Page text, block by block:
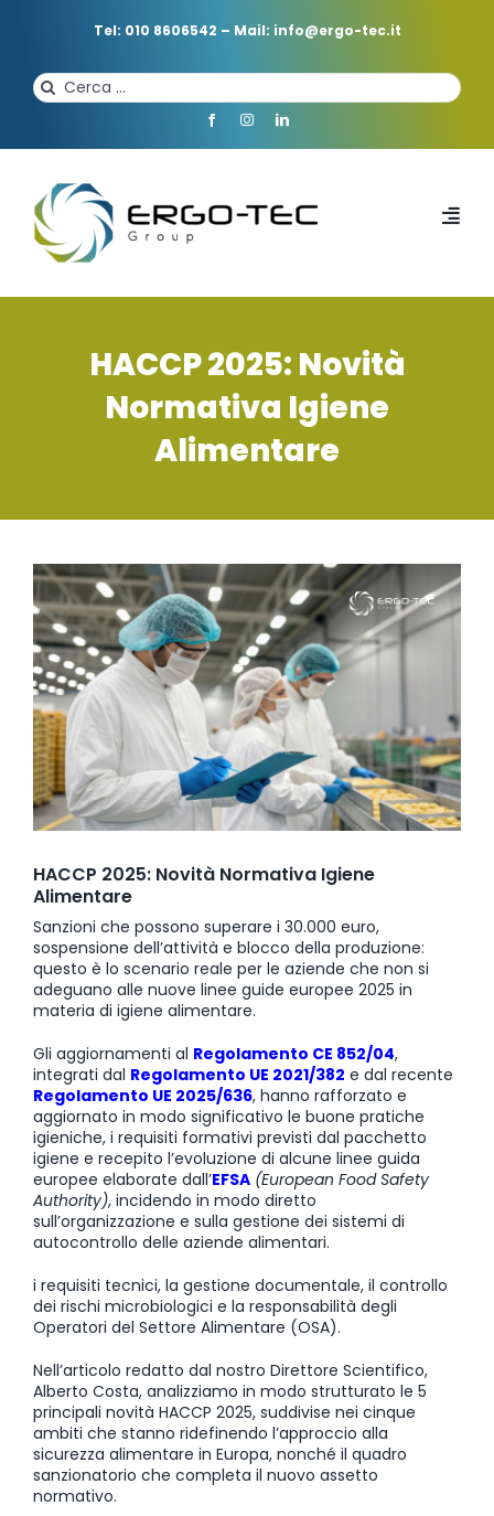
Tel: 010 8606542 – Mail: info@ergo-tec.it
Cerca
per:
HOME
CHI SIAMO
SERVIZI
FORMAZIONE
EVENTI NOVITÀ
CONTATTI
HACCP 2025: Novità
Normativa Igiene
Alimentare
Ingrandisci
immagine
HACCP 2025: Novità Normativa Igiene
Alimentare
Sanzioni che possono superare i 30.000 euro,
sospensione dell’attività e blocco della produzione:
questo è lo scenario reale per le aziende che non si
adeguano alle nuove linee guide europee 2025 in
materia di igiene alimentare.
Gli aggiornamenti al Regolamento CE 852/04,
integrati dal Regolamento UE 2021/382 e dal recente
Regolamento UE 2025/636, hanno rafforzato e
aggiornato in modo significativo le buone pratiche
igieniche, i requisiti formativi previsti dal pacchetto
igiene e recepito l’evoluzione di alcune linee guida
europee elaborate dall’EFSA (European Food Safety
Authority), incidendo in modo diretto
sull’organizzazione e sulla gestione dei sistemi di
autocontrollo delle aziende alimentari.
i requisiti tecnici, la gestione documentale, il controllo
dei rischi microbiologici e la responsabilità degli
Operatori del Settore Alimentare (OSA).
Nell’articolo redatto dal nostro Direttore Scientifico,
Alberto Costa, analizziamo in modo strutturato le 5
principali novità HACCP 2025, suddivise nei cinque
ambiti che stanno ridefinendo l’approccio alla
sicurezza alimentare in Europa, nonché il quadro
sanzionatorio che completa il nuovo assetto
normativo.